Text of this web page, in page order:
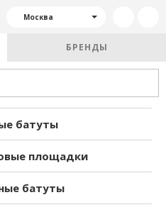
Москва
БРЕНДЫ
батуты
площадки
батуты